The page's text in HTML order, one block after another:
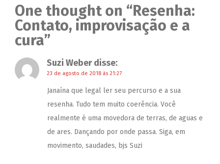
One thought on “Resenha:
Contato, improvisação e a
cura”
Suzi Weber disse:
23 de agosto de 2018 às 21:27
Janaína que legal ler seu percurso e a sua
resenha. Tudo tem muito coerência. Você
realmente é uma movedora de terras, de aguas e
de ares. Dançando por onde passa. Siga, em
movimento, saudades, bjs Suzi